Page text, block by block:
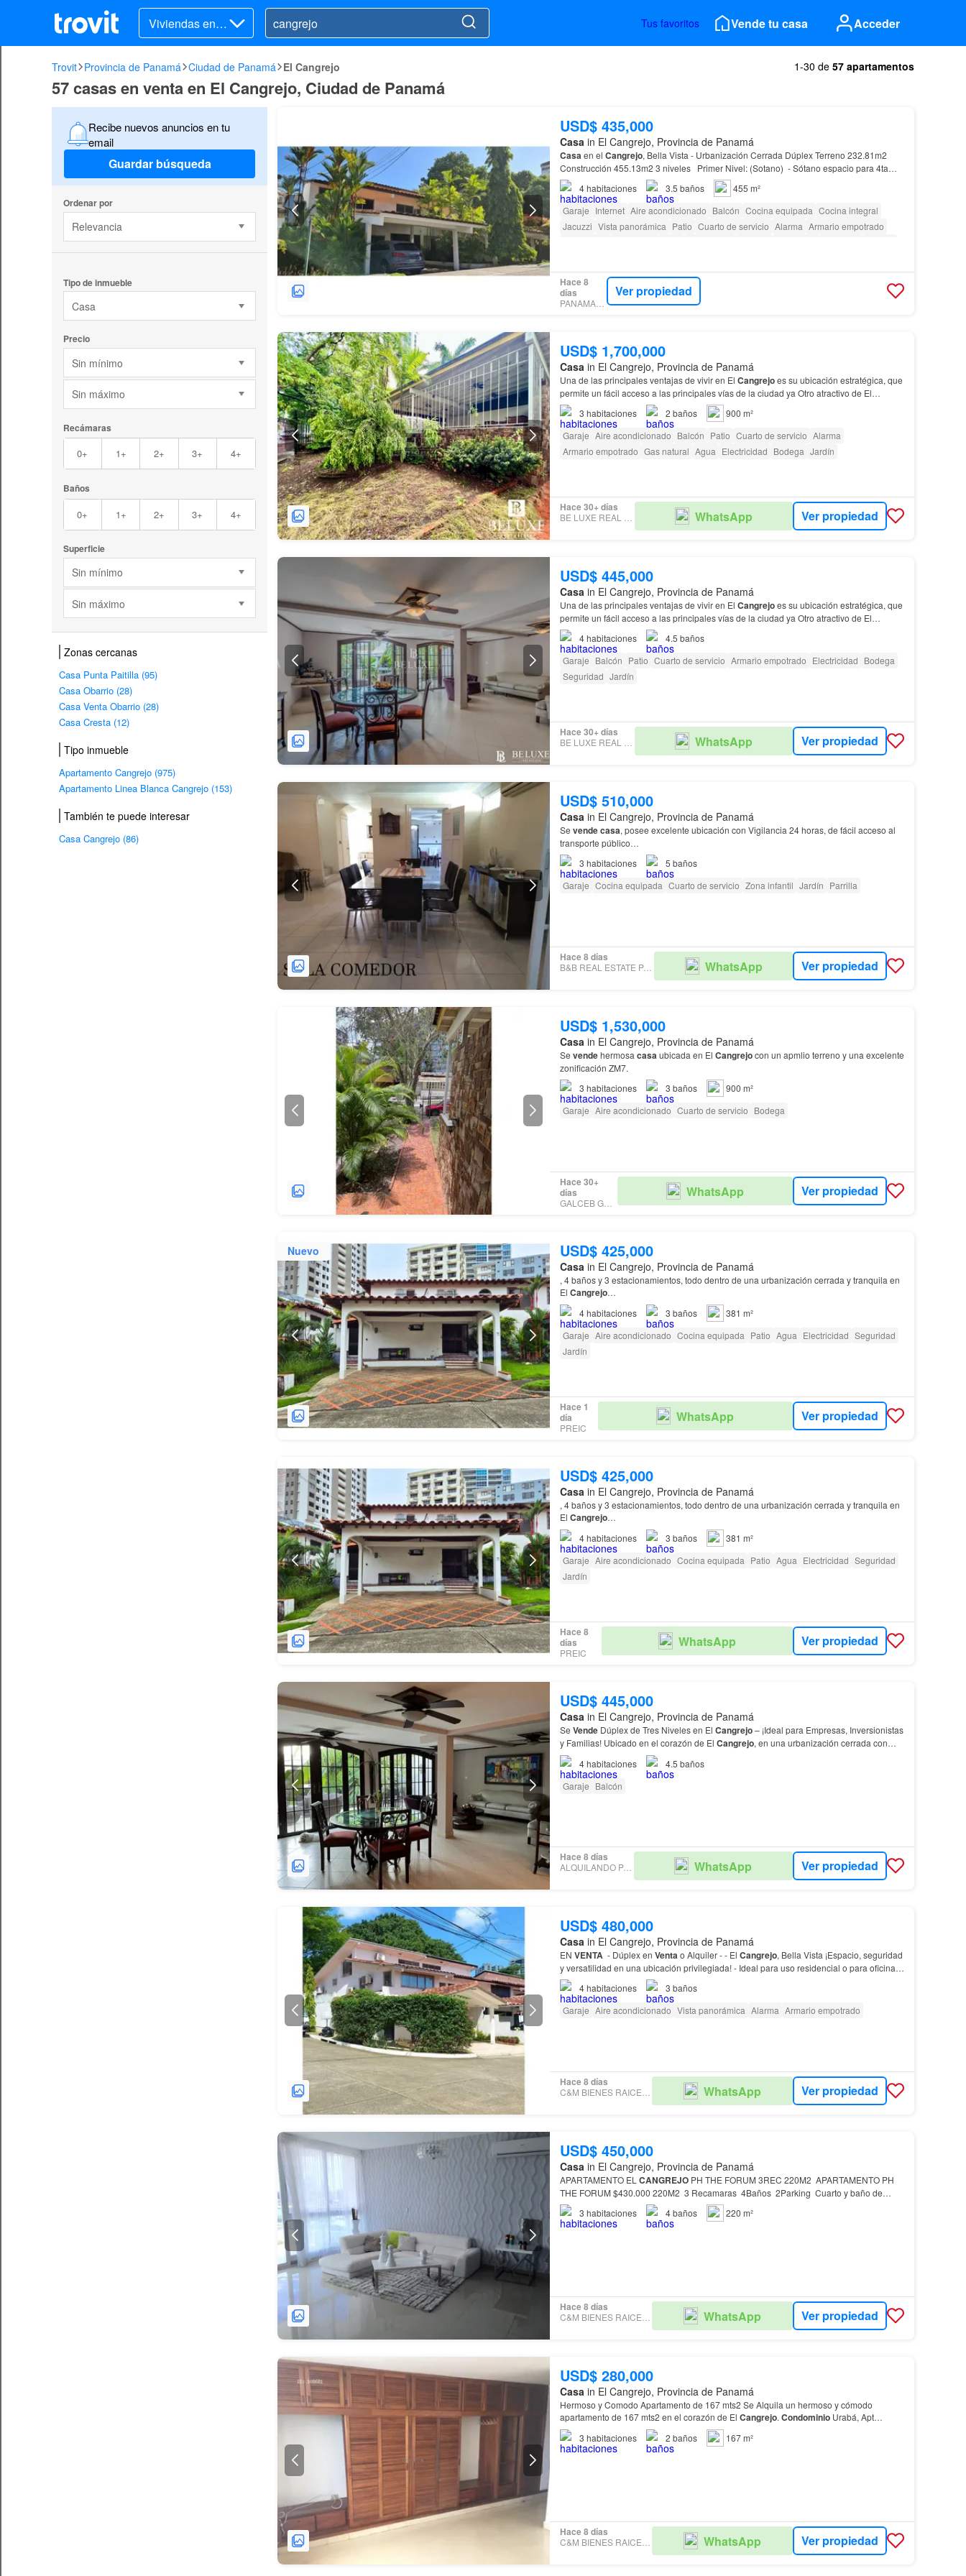
Viviendas en v
enta
Tus favoritos Vende tu casa Acceder
Trovit Provincia de Panamá Ciudad de Panamá El Cangrejo 1-30 de 57 apartamentos
57 casas en venta en El Cangrejo, Ciudad de Panamá
Recibe nuevos anuncios en tu
email
Guardar búsqueda
Ordenar por
Relevancia
Tipo de inmueble
Casa
Precio
Sin mínimo
Sin máximo
Recámaras
0+ 1+ 2+ 3+ 4+
Baños
0+ 1+ 2+ 3+ 4+
Superficie
Sin mínimo
Sin máximo
Zonas cercanas
Casa Punta Paitilla (95)
Casa Obarrio (28)
Casa Venta Obarrio (28)
Casa Cresta (12)
Tipo inmueble
Apartamento Cangrejo (975)
Apartamento Linea Blanca Cangrejo (153)
También te puede interesar
Casa Cangrejo (86)
USD$ 435,000
Casain El Cangrejo, Provincia de Panamá
Casaen el Cangrejo, Bella Vista - Urbanización Cerrada Dúplex Terreno 232.81m2
Construcción 455.13m2 3 niveles Primer Nivel: (Sotano) - Sótano espacio para 4ta
recamara o área de estudio / oficina - 1 baño complet…
4habitaciones 3.5 baños
455 m²
Garaje Internet Aire acondicionado Balcón Cocina equipada Cocina integral
Jacuzzi Vista panorámica Patio Cuarto de servicio Alarma Armario empotrado
Acceso para personas con discapacidad Cancha de tenis
Hace 8
días
PANAMARES
Ver propiedad
USD$ 1,700,000
Casa in El Cangrejo, Provincia de Panamá
Una de las principales ventajas de vivir en El Cangrejoes su ubicación estratégica, que
permite un fácil acceso a las principales vías de la ciudad ya Otro atractivo de El
Cangrejo es su oferta de viviendas, que incluye apar…
3 habitaciones 2 baños
900 m²
Garaje Aire acondicionado Balcón Patio Cuarto de servicio Alarma
Armario empotrado Gas natural Agua Electricidad Bodega Jardín
Hace 30+ días
BE LUXE REAL ESTATE WhatsApp Ver propiedad
USD$ 445,000
Casa in El Cangrejo, Provincia de Panamá
Una de las principales ventajas de vivir en El Cangrejoes su ubicación estratégica, que
permite un fácil acceso a las principales vías de la ciudad ya Otro atractivo de El
Cangrejo es su oferta de viviendas, que incluye apar…
4habitaciones 4.5 baños
Garaje Balcón Patio Cuarto de servicio Armario empotrado Electricidad Bodega
Seguridad Jardín
Hace 30+ días
BE LUXE REAL ESTATE WhatsApp Ver propiedad
USD$ 510,000
Casa in El Cangrejo, Provincia de Panamá
Se vendecasa, posee excelente ubicación con Vigilancia 24 horas, de fácil acceso al
transporte público…
3 habitaciones 5 baños
Garaje Cocina equipada Cuarto de servicio Zona infantil Jardín Parrilla
Hace 8 días
B&B REAL ESTATE PANAMA S.A WhatsApp Ver propiedad
USD$ 1,530,000
Casa in El Cangrejo, Provincia de Panamá
Se vendehermosa casaubicada en El Cangrejocon un apmlio terreno y una excelente
zonificación ZM7.
3 habitaciones 3 baños
900 m²
Garaje Aire acondicionado Cuarto de servicio Bodega
Hace 30+
días
GALCEB GROUP
WhatsApp Ver propiedad
Nuevo USD$ 425,000
Casa in El Cangrejo, Provincia de Panamá
, 4 baños y 3 estacionamientos, todo dentro de una urbanización cerrada y tranquila en
El Cangrejo…
4habitaciones 3 baños
381 m²
Garaje Aire acondicionado Cocina equipada Patio Agua Electricidad Seguridad
Jardín
Hace 1
día
PREIC
WhatsApp Ver propiedad
USD$ 425,000
Casa in El Cangrejo, Provincia de Panamá
, 4 baños y 3 estacionamientos, todo dentro de una urbanización cerrada y tranquila en
El Cangrejo…
4habitaciones 3 baños
381 m²
Garaje Aire acondicionado Cocina equipada Patio Agua Electricidad Seguridad
Jardín
Hace 8
días
PREIC
WhatsApp Ver propiedad
USD$ 445,000
Casa in El Cangrejo, Provincia de Panamá
Se VendeDúplex de Tres Niveles en El Cangrejo– ¡Ideal para Empresas, Inversionistas
y Familias! Ubicado en el corazón de El Cangrejo, en una urbanización cerrada con
seguridad privada 24 horas.…
4habitaciones 4.5 baños
Garaje Balcón
Hace 8 días
ALQUILANDO PANAMÁ WhatsApp Ver propiedad
USD$ 480,000
Casa in El Cangrejo, Provincia de Panamá
EN VENTA - Dúplex en Venta o Alquiler - - El Cangrejo, Bella Vista ¡Espacio, seguridad
y versatilidad en una ubicación privilegiada! - Ideal para uso residencial o para oficinas
de servicios profesionales gracias a su ampl…
4habitaciones 3 baños
Garaje Aire acondicionado Vista panorámica Alarma Armario empotrado
Hace 8 días
WhatsApp Ver propiedad
USD$ 450,000
Casa in El Cangrejo, Provincia de Panamá
APARTAMENTO EL CANGREJOPH THE FORUM 3REC 220M2 APARTAMENTO PH
THE FORUM $430.000 220M2 3 Recamaras 4Baños 2Parking Cuarto y baño de
servicio Den de estudio Den familiar 2Balcones PH THE FORUM es un lujoso
edifici…
3 habitaciones 4baños 220 m²
Hace 8 días
WhatsApp Ver propiedad
USD$ 280,000
Casa in El Cangrejo, Provincia de Panamá
Hermoso y Comodo Apartamento de 167 mts2 Se Alquila un hermoso y cómodo
apartamento de 167 mts2 en el corazón de El Cangrejo. CondominioUrabá, Apt…
3 habitaciones 2 baños 167 m²
Hace 8 días
WhatsApp Ver propiedad